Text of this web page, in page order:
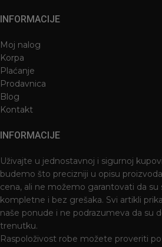
INFORMACIJE
Moj nalog
Korpa
Plaćanje
Prodavnica
Blog
Kontakt
INFORMACIJE
Uživajte u jednostavnoj i sigurnoj
budemo što precizniji u opisu
cena, ali ne možemo garantovati da su
kompletne i bez grešaka. Svi artikli
naše ponude i ne podrazumeva da su
trenutku.
Raspoloživost robe možete proveriti